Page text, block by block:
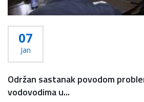
07
Jan
Održan sastanak povodom
vodovodima u...